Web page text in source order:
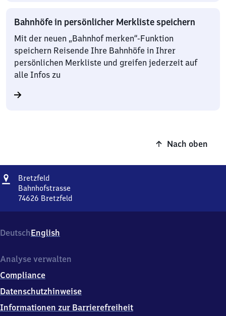
Bahnhöfe in persönlicher Merkliste speichern
Mit der neuen „Bahnhof merken“-Funktion
speichern Reisende Ihre Bahnhöfe in Ihrer
persönlichen Merkliste und greifen jederzeit auf
alle Infos zu
Nach oben
Adresse
BretzfeldBretzfeld
Bahnhofstrasse
74626 Bretzfeld
7
4
2
Bretzfeld
DeutschEnglish
Analyse verwalten
Compliance
Datenschutzhinweise
Informationen zur Barrierefreiheit